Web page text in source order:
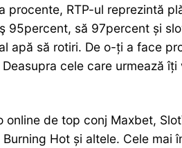
procente, RTP-ul reprezintă
95percent, să 97percent și
apă să rotiri. De o-ți a face
cele care urmează
online de top conj Maxbet,
Hot și altele. Cele